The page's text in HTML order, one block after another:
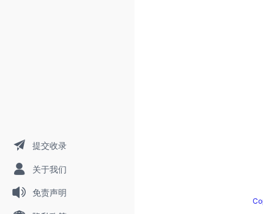
提交收录
关于我们
免责声明